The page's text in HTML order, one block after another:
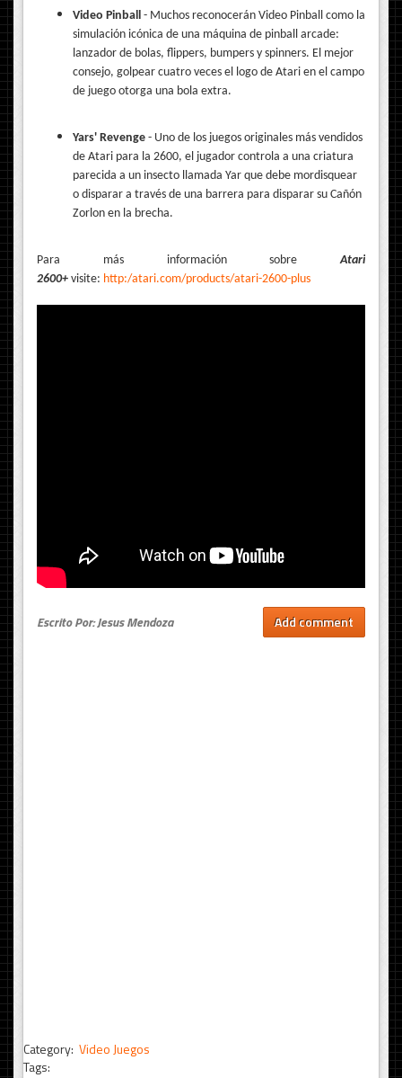
Video Pinball - Muchos reconocerán Video Pinball como la
simulación icónica de una máquina de pinball arcade:
lanzador de bolas, flippers, bumpers y spinners. El mejor
consejo, golpear cuatro veces el logo de Atari en el campo
de juego otorga una bola extra.
Yars' Revenge - Uno de los juegos originales más vendidos
de Atari para la 2600, el jugador controla a una criatura
parecida a un insecto llamada Yar que debe mordisquear
o disparar a través de una barrera para disparar su Cañón
Zorlon en la brecha.
Para más información sobreAtari
2600+ visite: http:/atari.com/products/atari-2600-plus
Escrito Por: Jesus Mendoza Add comment
Category: Video Juegos
Tags: